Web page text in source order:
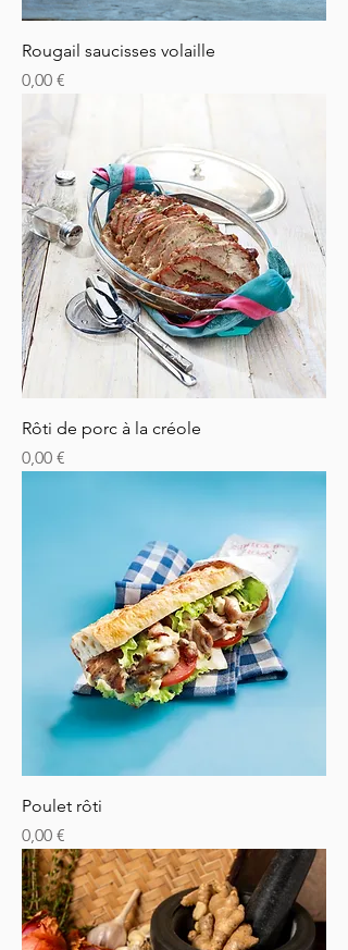
Rougail saucisses volaille
Prix
0,00 €
Rôti de porc à la créole
Prix
0,00 €
Poulet rôti
Prix
0,00 €